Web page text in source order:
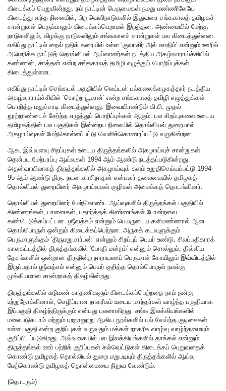
கிடைக்கப் பெறுகின்றது. நம் நாட்டின் பெருமைகள் நமது மண்ணிலேயே
கிடைத்து வந்த நிலையில், பிற வெளிநாடுகளில் இதுவரை சங்ககாலத் தமிழகச்
சான்றுகள் பெரும்பாலும் கிடைக்கப்பெறாமல் இருந்தன. அண்மையில் மேற்கு
நாடுகளிலும், கிழக்கு நாடுகளிலும் சங்ககாலச் சான்றுகள் பல கிடைத்துள்ளன.
எகிப்து நாட்டில் நைல் நதிக் கரையில் உள்ள ‘குவாசிர் அல் காதிம்’ என்னும் ஊரில்
அமெரிக்க நாட்டுத் தொல்லியல் ஆய்வாளர்கள் நடத்திய அகழ்வாராய்ச்சியில்
கண்ணன், சாத்தன் என்ற சங்ககாலத் தமிழி எழுத்துப் பொறிப்புக்கள்
கிடைத்துள்ளன.
எகிப்து நாட்டில் செங்கடல் பகுதியில் லெய்டன் பல்கலைக்கழகத்தார் நடத்திய
அகழ்வாராய்ச்சியில் ‘கொற்ற பூமான்’ என்ற சங்ககாலத் தமிழி எழுத்துக்கள்
பொறித்த மதுச்சாடி கிடைத்துள்ளது. இவையிரண்டும் கி.பி. முதல்
நூற்றாண்டைச் சேர்ந்த எழுத்துப் பொறிப்புக்கள் ஆகும். பல சிறப்புகளை உடைய
தமிழகத்தின் பல பகுதிகள் இன்றைய நிலையில் தொல்லியல் துறையால்
அகழாய்வுகள் மேற்கொள்ளப்பட்டு வெளிக்கொணரப்பட்டு வருகின்றன.
ஆக, இவ்வளவு சிறப்புகள் உடைய திருத்தங்கலில் அகழாய்வுச் சான்றுகள்
தென்பட மேற்பரப்பு ஆய்வுகள் 1994 ஆம் ஆண்டு நடத்தப்படுகின்றது.
அதன்வாயிலாகத் திருத்தங்கலில் அகழாய்வுக் களம் உறுதிசெய்யப்பட்டு 1994-
95 ஆம் ஆண்டு திரு. நடன.காசிநாதன் என்பவர் தலைமையில் தமிழகத்
தொல்லியல் துறையினர் அகழாய்வுகள் குழிகள் அமைக்கத் தொடங்கினர்.
தொல்லியல் துறையினர் மேற்கொண்ட ஆய்வுகளில் திருத்தங்கல் பகுதியில்
கிண்ணங்கள், பானைகள், பதார்த்தக் கிண்ணங்கள் போன்றவை
கண்டெடுக்கப்பட்டன. ஶ்ரீவத்சம் என்னும் பெயருடைய களிமண்ணால் ஆன
தொல்பொருள் ஒன்றும் கிடைக்கப்பெற்றன. அருகக் கடவுளுக்கும்
பெருமாளுக்கும் ‘திருமறுமார்பன்’ என்னும் சிறப்புப் பெயர் உண்டு. சிலப்பதிகாரக்
காலகட்டத்தில் திருத்தங்கலில் ‘போதி மன்றம்’ என்னும் சொல்லும், திவ்விய
தேசங்களில் ஒன்றான திருநின்ற நாராயணப் பெருமாள் கோயிலும் இவ்விடத்தில்
இருப்பதால் ஶ்ரீவத்சம் என்னும் பெயர் குறித்த தொல்பொருள் நமக்கு
முக்கியமான சான்றாகத் திகழ்கின்றது.
திருத்தங்கலில் சுடுமண் காதணிகளும் கிடைக்கப்பெற்றதை நாம் நன்கு
உற்றுநோக்கினால், செழிப்பான நாகரீகம் உடைய மாந்தர்கள் வாழ்ந்த பகுதியாக
இப்பகுதி திகழ்ந்திருக்கும் என்பது புலனாகிறது. சங்க இலக்கியங்களில்
மலைபடுகடாம் மற்றும் புறநானூறு ஆகிய நூல்களில் புல் வேய்ந்த குடிசைகள்
உள்ள பகுதி என்ற குறிப்புகள் வருவதும் மக்கள் நாகரீக வாழ்வு வாழ்ந்தமையும்
குறிப்பிடப்படுகிறது. அவ்வகையில் பல இலக்கியங்களில் தாங்கல் என்னும்
திருத்தங்கல் ஊர் பற்றிக் குறிப்புகள் கல்வெட்டுகள் கிடைக்கப் பெறுவதைக்
கொண்டு தமிழகத் தொல்லியல் துறை மறுபடியும் திருத்தங்கலில் ஆய்வு
மேற்கொண்டு தமிழகத் தொன்மையை நிறுவ வேண்டும்.
(தொடரும்)